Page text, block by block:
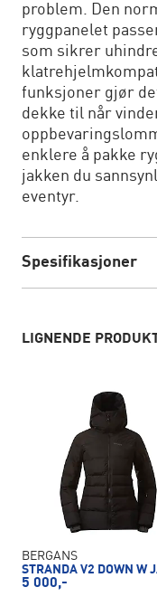
problem. Den
ryggpanelet
som sikrer
funksjoner gjør
dekke til når
enklere å pakke
jakken du
eventyr.
Spesifikasjoner
LIGNENDE
BERGANS
STRANDA V2 DOWN W
5 000,-